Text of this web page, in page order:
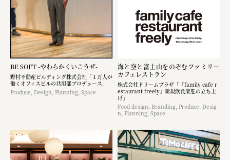
BE SOFT -やわらかくいこうぜ-
野村不動産ビルディング株式会社「１万人が
働くオフィスビルの共用部プロデュース」
Produce, Design, Planning, Space
海と空と富士山をのぞむファミリー
カフェレストラン
株式会社ドリームプラザ「「family cafe r
estaurant freely」新規飲食業態の立ち上
げ」
Food design, Branding, Produce, Desig
n, Planning, Space